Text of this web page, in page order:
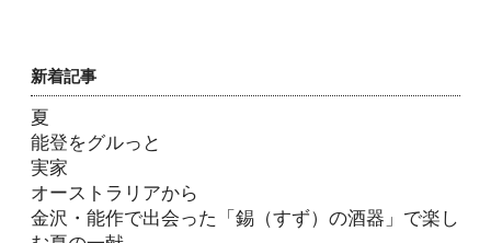
新着記事
夏
能登をグルっと
実家
オーストラリアから
金沢・能作で出会った「錫（すず）の酒器」で楽し